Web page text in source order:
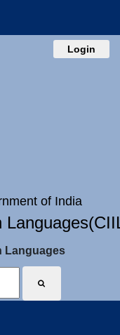
Login
of India
Languages